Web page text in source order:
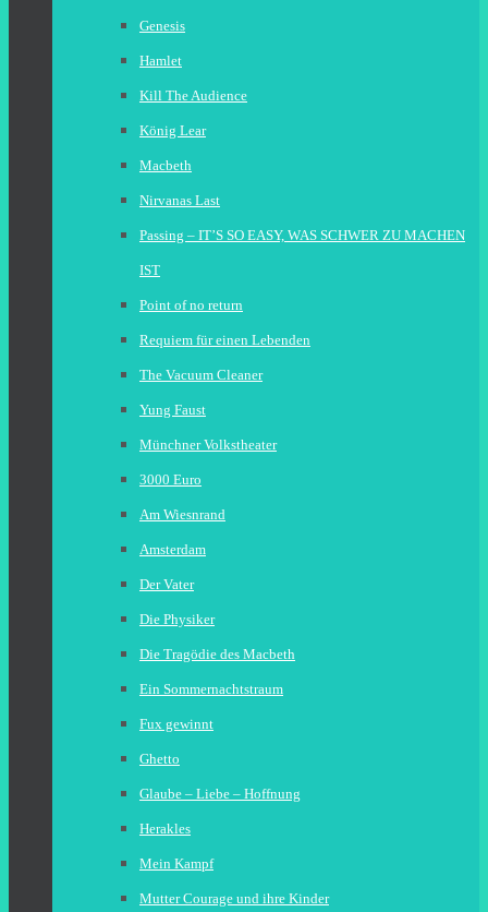
Genesis
Hamlet
Kill The Audience
König Lear
Macbeth
Nirvanas Last
Passing – IT’S SO EASY, WAS SCHWER ZU MACHEN
IST
Point of no return
Requiem für einen Lebenden
The Vacuum Cleaner
Yung Faust
Münchner Volkstheater
3000 Euro
Am Wiesnrand
Amsterdam
Der Vater
Die Physiker
Die Tragödie des Macbeth
Ein Sommernachtstraum
Fux gewinnt
Ghetto
Glaube – Liebe – Hoffnung
Herakles
Mein Kampf
Mutter Courage und ihre Kinder